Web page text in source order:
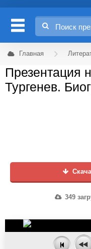
Главная
Презентация
Тургенев.
349